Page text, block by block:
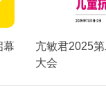
幕
亢敏君2025
大会